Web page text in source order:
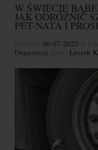
W ŚWIECIE
JAK ODRÓŻNIĆ
PET-NATA I
06-07-2025
Degustacja
Leszek